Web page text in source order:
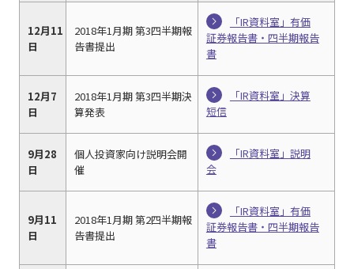
12月11
日
2018年1月期 第3四半期報
告書提出
「IR資料室」有価
証券報告書・四半期報告
書
12月7
日
2018年1月期 第3四半期決
算発表
「IR資料室」決算
短信
9月28
日
個人投資家向け説明会開
催
「IR資料室」説明
会
9月11
日
2018年1月期 第2四半期報
告書提出
「IR資料室」有価
証券報告書・四半期報告
書